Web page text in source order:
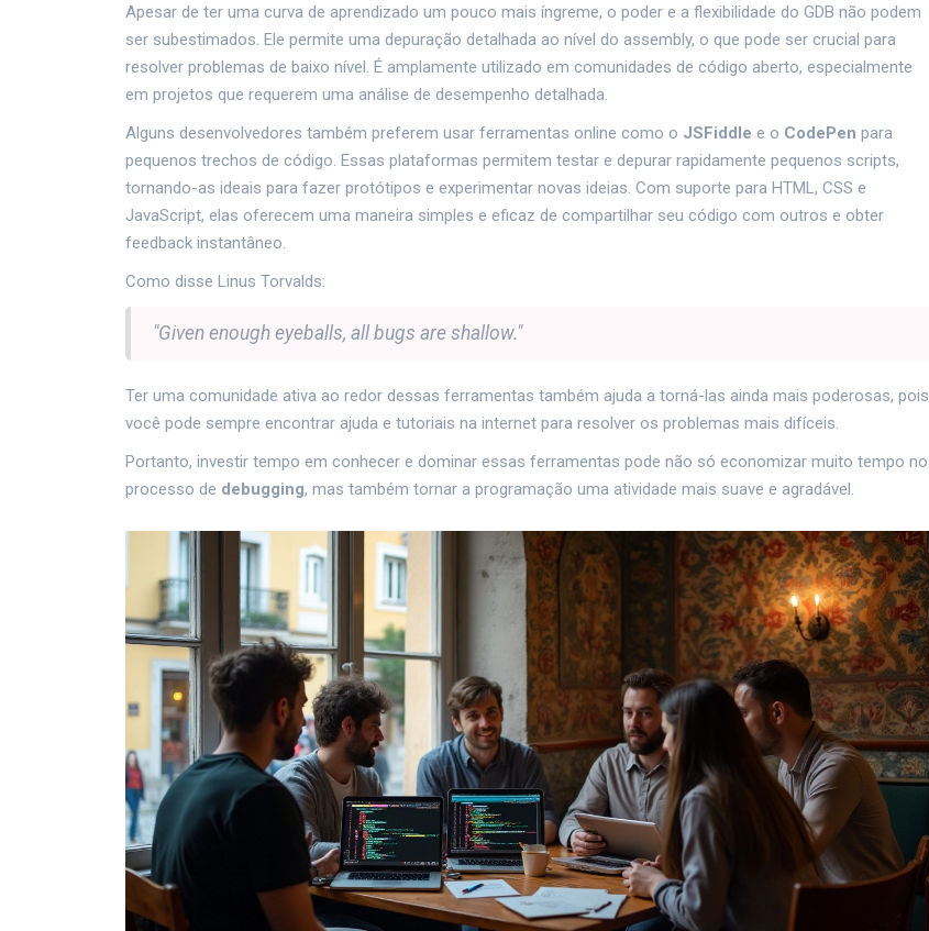
Apesar de ter uma curva de aprendizado um pouco mais íngreme, o poder e a flexibilidade do GDB não podem
ser subestimados. Ele permite uma depuração detalhada ao nível do assembly, o que pode ser crucial para
resolver problemas de baixo nível. É amplamente utilizado em comunidades de código aberto, especialmente
em projetos que requerem uma análise de desempenho detalhada.
Alguns desenvolvedores também preferem usar ferramentas online como o JSFiddle e o CodePen para
pequenos trechos de código. Essas plataformas permitem testar e depurar rapidamente pequenos scripts,
tornando-as ideais para fazer protótipos e experimentar novas ideias. Com suporte para HTML, CSS e
JavaScript, elas oferecem uma maneira simples e eficaz de compartilhar seu código com outros e obter
feedback instantâneo.
Como disse Linus Torvalds:
"Given enough eyeballs, all bugs are shallow."
Ter uma comunidade ativa ao redor dessas ferramentas também ajuda a torná-las ainda mais poderosas, pois
você pode sempre encontrar ajuda e tutoriais na internet para resolver os problemas mais difíceis.
Portanto, investir tempo em conhecer e dominar essas ferramentas pode não só economizar muito tempo no
processo de debugging, mas também tornar a programação uma atividade mais suave e agradável.